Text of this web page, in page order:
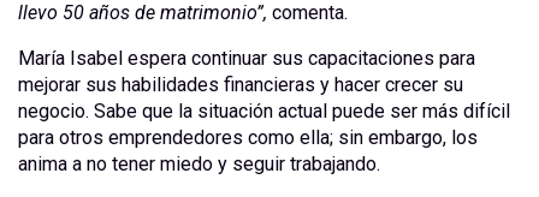
llevo 50 años de matrimonio”, comenta.
María Isabel espera continuar sus capacitaciones para
mejorar sus habilidades financieras y hacer crecer su
negocio. Sabe que la situación actual puede ser más difícil
para otros emprendedores como ella; sin embargo, los
anima a no tener miedo y seguir trabajando.